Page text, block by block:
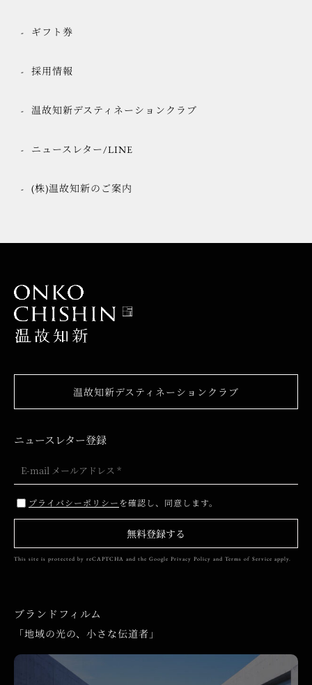
ギフト券
採用情報
温故知新デスティネーションクラブ
ニュースレター/LINE
(株)温故知新のご案内
温故知新デスティネーションクラブ
ニュースレター登録
プライバシーポリシーを確認し、同意します。
無料登録する
This site is protected by reCAPTCHA and the Google Privacy Policy and Terms of Service apply.
ブランドフィルム
「地域の光の、小さな伝道者」